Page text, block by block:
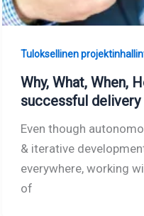
Tuloksellinen
Why, What, When,
successful delivery
Even though
& iterative
everywhere, working
of